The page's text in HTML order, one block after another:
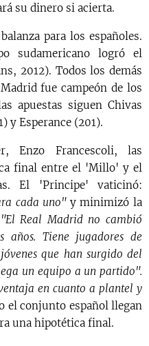
su dinero si acierta.
para los españoles.
sudamericano logró el
2012). Todos los demás
fue campeón de los
apuestas siguen Chivas
y Esperance (201).
Enzo Francescoli, las
final entre el 'Millo' y el
El 'Principe' vaticinó:
cada uno"y minimizó la
"El Real Madrid no cambió
años. Tiene jugadores de
que han surgido del
un equipo a un partido".
en cuanto a plantel y
el conjunto español llegan
una hipotética final.